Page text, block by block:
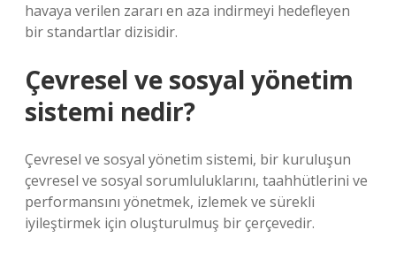
havaya verilen zararı en aza indirmeyi hedefleyen
bir standartlar dizisidir.
Çevresel ve sosyal yönetim
sistemi nedir?
Çevresel ve sosyal yönetim sistemi, bir kuruluşun
çevresel ve sosyal sorumluluklarını, taahhütlerini ve
performansını yönetmek, izlemek ve sürekli
iyileştirmek için oluşturulmuş bir çerçevedir.